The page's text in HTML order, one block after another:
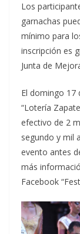
Los
garnachas
mínimo para
inscripción es
Junta de
El domingo 17
“Lotería
efectivo de 2
segundo y mil
evento antes
más
Facebook